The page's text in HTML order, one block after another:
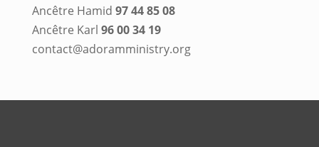
Ancêtre Hamid 97 44 85 08
Ancêtre Karl 96 00 34 19
contact@adoramministry.org